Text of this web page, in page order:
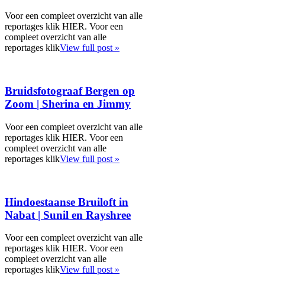
Voor een compleet overzicht van alle
reportages klik HIER. Voor een
compleet overzicht van alle
reportages klikView full post »
Bruidsfotograaf Bergen op
Zoom | Sherina en Jimmy
Voor een compleet overzicht van alle
reportages klik HIER. Voor een
compleet overzicht van alle
reportages klikView full post »
Hindoestaanse Bruiloft in
Nabat | Sunil en Rayshree
Voor een compleet overzicht van alle
reportages klik HIER. Voor een
compleet overzicht van alle
reportages klikView full post »